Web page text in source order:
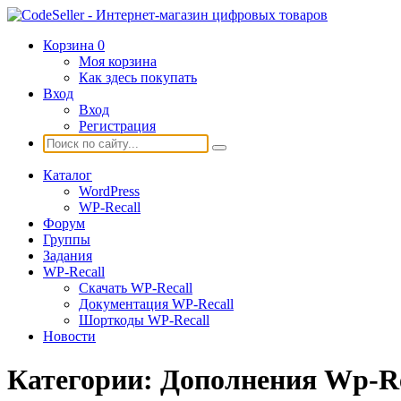
Корзина 0
Моя корзина
Как здесь покупать
Вход
Вход
Регистрация
Каталог
WordPress
WP-Recall
Форум
Группы
Задания
WP-Recall
Скачать WP-Recall
Документация WP-Recall
Шорткоды WP-Recall
Новости
Категории: Дополнения Wp-